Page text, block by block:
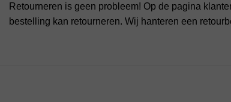
Retourneren is geen probleem! Op de pagina
bestelling kan retourneren. Wij hanteren een